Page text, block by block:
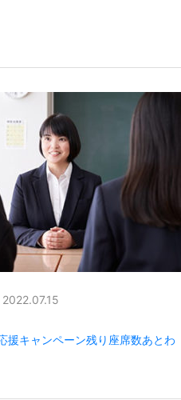
2022.07.15
援キャンペーン残り座席数あとわ